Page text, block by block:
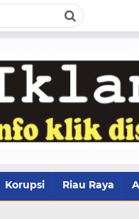
Korupsi Riau Raya